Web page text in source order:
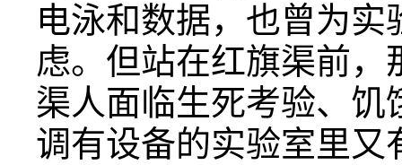
电泳和数据，也曾为
虑。但站在红旗渠前，
渠人面临生死考验、饥
调有设备的实验室里又